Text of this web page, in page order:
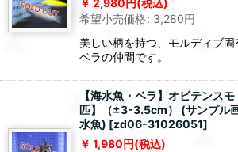
2,980円(税込)
希望小売価格: 3,280円
美しい柄を持つ、モルディブ
ベラの仲間です。
【海水魚・ベラ】オビテンス
匹】（±3-3.5cm） (サンプル
水魚) [zd06-31026051]
1,980円(税込)